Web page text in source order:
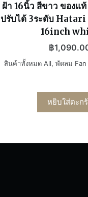
ฝ้า 16นิ้ว สีขาว ของแ
ปรับได้ 3ระดับ
16inch
฿
สินค้าทั้งหมด All, พัดลม Fan
หยิบใส่ตะก